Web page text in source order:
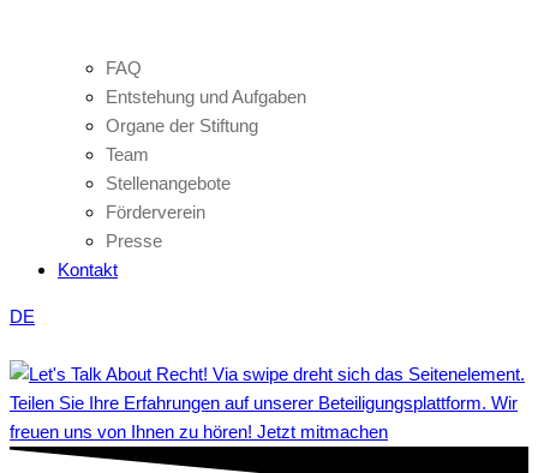
FAQ
Entstehung und Aufgaben
Organe der Stiftung
Team
Stellenangebote
Förderverein
Presse
Kontakt
DE
Teilen Sie Ihre Erfahrungen auf unserer Beteiligungsplattform. Wir
freuen uns von Ihnen zu hören! Jetzt mitmachen